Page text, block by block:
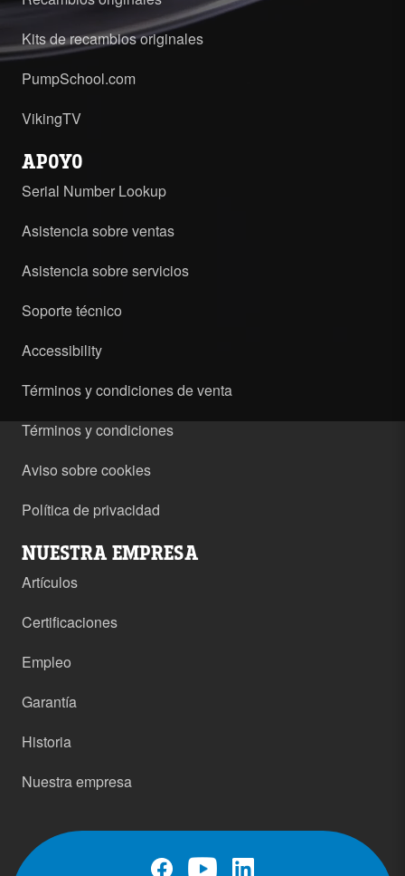
Kits de recambios originales
PumpSchool.com
VikingTV
APOYO
Serial Number Lookup
Asistencia sobre ventas
Asistencia sobre servicios
Soporte técnico
Accessibility
Términos y condiciones de venta
Términos y condiciones
Aviso sobre cookies
Política de privacidad
NUESTRA EMPRESA
Artículos
Certificaciones
Empleo
Garantía
Historia
Nuestra empresa